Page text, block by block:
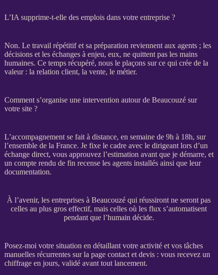
L’IA supprime-t-elle des emplois dans votre entreprise ?
Non. Le travail répétitif et sa préparation reviennent aux agents; les
décisions et les échanges à enjeu, eux, ne quittent pas les mains
humaines. Ce temps récupéré, nous le plaçons sur ce qui crée de la
valeur : la relation client, la vente, le métier.
Comment s’organise une intervention autour de Beaucouzé sur
votre site ?
L’accompagnement se fait à distance, en semaine de 9h à 18h, sur
l’ensemble de la France. Je fixe le cadre avec le dirigeant lors d’un
échange direct, vous approuvez l’estimation avant que je démarre, et
un compte rendu de fin recense les agentsinstallés ainsi que leur
documentation.
À l’avenir, les entreprises à Beaucouzé qui réussiront ne seront pas
celles au plus gros effectif, mais celles où les flux s’automatisent
pendant que l’humain décide.
Posez-moi votre situation en détaillant votre activité et vos tâches
manuelles récurrentes sur la page contact et devis: vous recevez un
chiffrage en jours, validé avant tout lancement.